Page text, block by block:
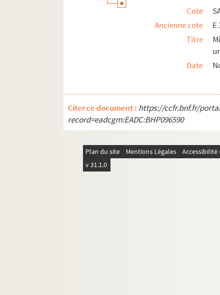
Cote
Ancienne cote
E
Titre
Date
Citer ce document : https://ccfr.bnf.fr/
record=eadcgm:EADC:BHP096590
Plan du site Mentions Légales
v 31.1.0